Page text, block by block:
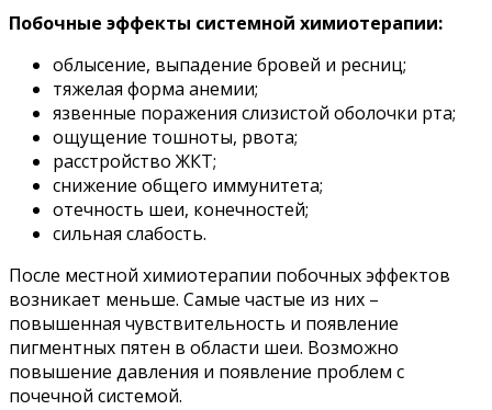
Побочные эффекты системной химиотерапии:
облысение, выпадение бровей и ресниц;
тяжелая форма анемии;
язвенные поражения слизистой оболочки рта;
ощущение тошноты, рвота;
расстройство ЖКТ;
снижение общего иммунитета;
отечность шеи, конечностей;
сильная слабость.
После местной химиотерапии побочных эффектов
возникает меньше. Самые частые из них –
повышенная чувствительность и появление
пигментных пятен в области шеи. Возможно
повышение давления и появление проблем с
почечной системой.